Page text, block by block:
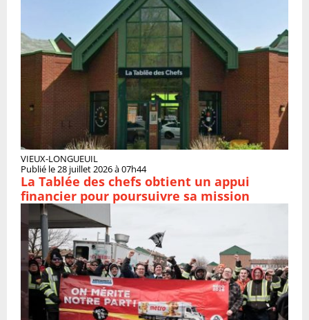
VIEUX-LONGUEUIL
Publié le 28 juillet 2026 à 07h44
La Tablée des chefs obtient un appui
financier pour poursuivre sa mission